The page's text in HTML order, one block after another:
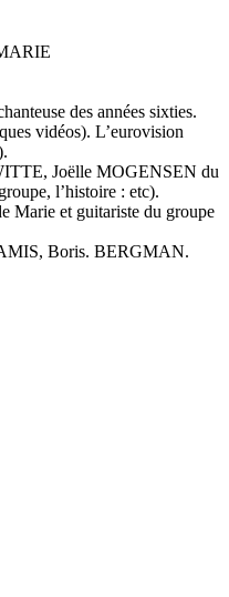
des années sixties.
vidéos). L’eurovision
Joëlle MOGENSEN du
l’histoire : etc).
et guitariste du groupe
Boris. BERGMAN.